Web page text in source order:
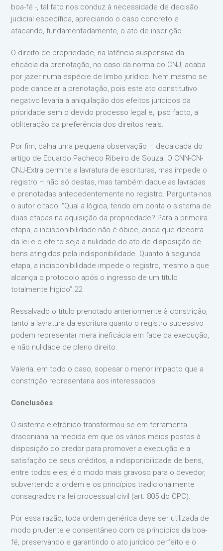
boa-fé -, tal fato nos conduz à necessidade de decisão
judicial específica, apreciando o caso concreto e
atacando, fundamentadamente, o ato de inscrição.
O direito de propriedade, na latência suspensiva da
eficácia da prenotação, no caso da norma do CNJ, acaba
por jazer numa espécie de limbo jurídico. Nem mesmo se
pode cancelar a prenotação, pois este ato constitutivo
negativo levaria à aniquilação dos efeitos jurídicos da
prioridade sem o devido processo legal e, ipso facto, a
obliteração da preferência dos direitos reais.
Por fim, calha uma pequena observação – decalcada do
artigo de Eduardo Pacheco Ribeiro de Souza. O CNN-CN-
CNJ-Extra permite a lavratura de escrituras, mas impede o
registro – não só destas, mas também daquelas lavradas
e prenotadas antecedentemente no registro. Pergunta-nos
o autor citado: “Qual a lógica, tendo em conta o sistema de
duas etapas na aquisição da propriedade? Para a primeira
etapa, a indisponibilidade não é óbice, ainda que decorra
da lei e o efeito seja a nulidade do ato de disposição de
bens atingidos pela indisponibilidade. Quanto à segunda
etapa, a indisponibilidade impede o registro, mesmo a que
alcança o protocolo após o ingresso de um título
totalmente hígido”.22
Ressalvado o título prenotado anteriormente à constrição,
tanto a lavratura da escritura quanto o registro sucessivo
podem representar mera ineficácia em face da execução,
e não nulidade de pleno direito.
Valeria, em todo o caso, sopesar o menor impacto que a
constrição representaria aos interessados.
Conclusões
O sistema eletrônico transformou-se em ferramenta
draconiana na medida em que os vários meios postos à
disposição do credor para promover a execução e a
satisfação de seus créditos, a indisponibilidade de bens,
entre todos eles, é o modo mais gravoso para o devedor,
subvertendo a ordem e os princípios tradicionalmente
consagrados na lei processual civil (art. 805 do CPC).
Por essa razão, toda ordem genérica deve ser utilizada de
modo prudente e consentâneo com os princípios da boa-
fé, preservando e garantindo o ato jurídico perfeito e o